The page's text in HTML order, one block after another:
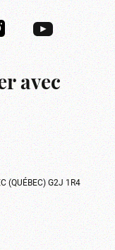
avec
(QUÉBEC) G2J 1R4